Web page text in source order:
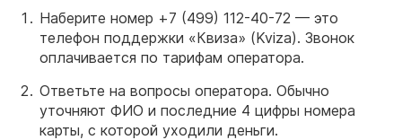
Наберите номер +7 (499) 112-40-72 — это
телефон поддержки «Квиза» (Kviza). Звонок
оплачивается по тарифам оператора.
Ответьте на вопросы оператора. Обычно
уточняют ФИО и последние 4 цифры номера
карты, с которой уходили деньги.